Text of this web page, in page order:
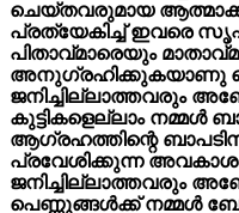
ചെയ്തവരുമായ
പ്രത്യേകിച്ച് ഇവരെ
പിതാവ്‌മാരെയും
അനുഗ്രഹിക്കുകയാണു
ജനിച്ചില്ലാത്തവരും
കുട്ടികളെല്ലാം
ആഗ്രഹത്തിന്റെ
പ്രവേശിക്കുന്ന
ജനിച്ചില്ലാത്തവരും
പെണ്ണുങ്ങൾക്ക് നമ്മൾ